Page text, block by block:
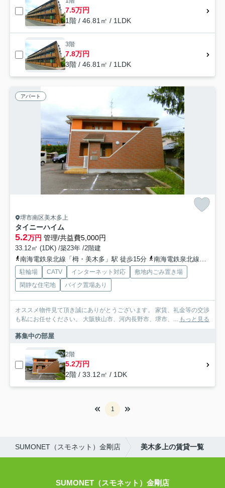
7.5万円
1階 / 46.81㎡ / 1LDK
3階
7.8万円
3階 / 46.81㎡ / 1LDK
アパート
堺市南区美木多上
タイニーハイム
5.2万円 管理/共益費5,000円
33.12㎡ (1DK) /築23年 /2階建
南海電鉄泉北線「栂・美木多」駅 徒歩15分
南海電鉄泉北線「光明池」駅 徒歩18分
駐輪場 CATV インターネット対応
敷地内ごみ置き場
閑静な住宅地
バイク置場あり
オススメ物件見て頂き誠にありがとうございます。 家賃、礼金等の交渉
も私にお任せください。 大阪狭山市、河内長野市、堺市、... もっと見る
募集中の部屋
2階
5.2万円
2階 / 33.12㎡ / 1DK
1
SUMONET（スモネット）金剛店 美木多上の賃貸一覧
SUMONET（スモネット）金剛店